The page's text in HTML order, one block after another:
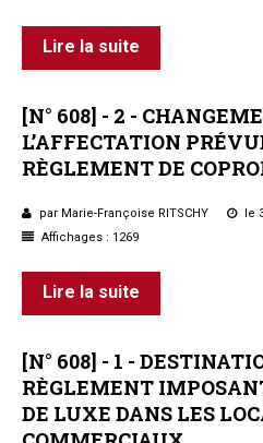
Lire la suite
[N° 608] - 2 -
L’AFFECTATION
RÈGLEMENTDE
par Marie-Françoise RITSCHY
le
Affichages : 1269
Lire la suite
[N° 608] - 1 -
RÈGLEMENT
DE LUXE DANS LES